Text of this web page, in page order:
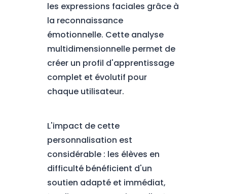
les expressions faciales grâce à
la reconnaissance
émotionnelle. Cette analyse
multidimensionnelle permet de
créer un profil d'apprentissage
complet et évolutif pour
chaque utilisateur.
L'impact de cette
personnalisation est
considérable : les élèves en
difficulté bénéficient d'un
soutien adapté et immédiat,